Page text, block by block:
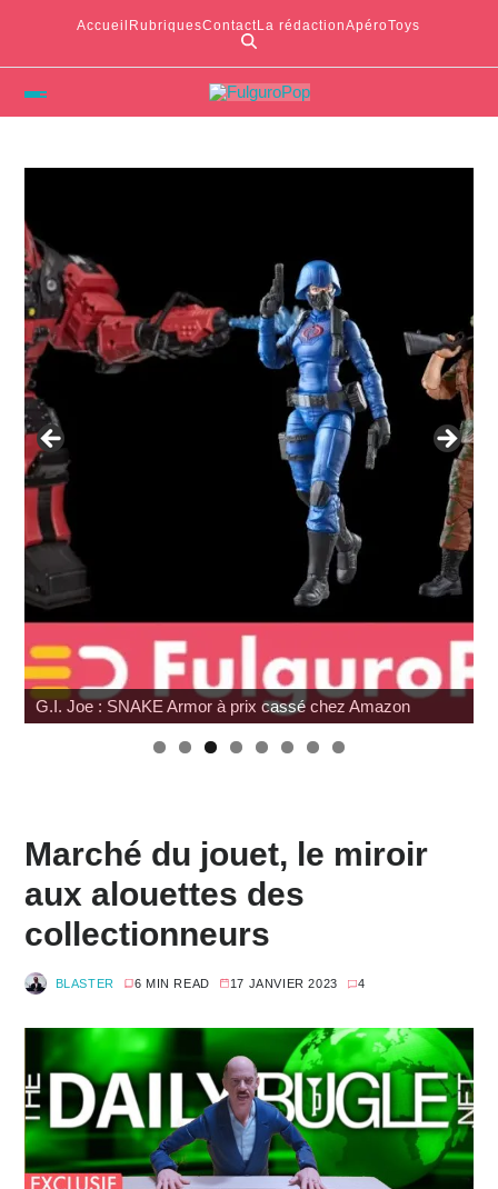
Accueil RubriquesContactLa rédactionApéroToys
G.I. Joe : SNAKE Armor à prix cassé chez Amazon
Marché du jouet, le miroir
aux alouettes des
collectionneurs
BLASTER 6 MIN READ 17 JANVIER 2023 4